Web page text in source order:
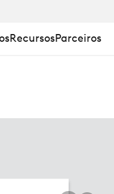
RecursosParceiros